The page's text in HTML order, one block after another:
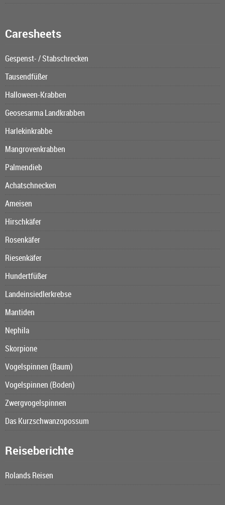
Caresheets
Gespenst- / Stabschrecken
Tausendfüßer
Halloween-Krabben
Geosesarma Landkrabben
Harlekinkrabbe
Mangrovenkrabben
Palmendieb
Achatschnecken
Ameisen
Hirschkäfer
Rosenkäfer
Riesenkäfer
Hundertfüßer
Landeinsiedlerkrebse
Mantiden
Nephila
Skorpione
Vogelspinnen (Baum)
Vogelspinnen (Boden)
Zwergvogelspinnen
Das Kurzschwanzopossum
Reiseberichte
Rolands Reisen